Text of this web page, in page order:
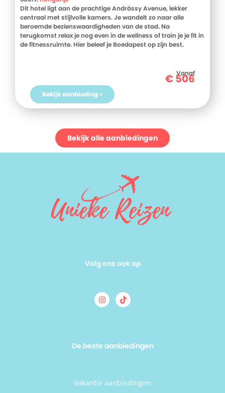
Dit hotel ligt aan de prachtige Andrássy Avenue, lekker
centraal met stijlvolle kamers. Je wandelt zo naar alle
beroemde bezienswaardigheden van de stad. Na
terugkomst relax je nog even in de wellness of train je je fit in
de fitnessruimte. Hier beleef je Boedapest op zijn best.
Vanaf
€506
Bekijk aanbieding >
Bekijk alle aanbiedingen
Volg ons ook op
De beste aanbiedingen
Vakantie aanbiedingen